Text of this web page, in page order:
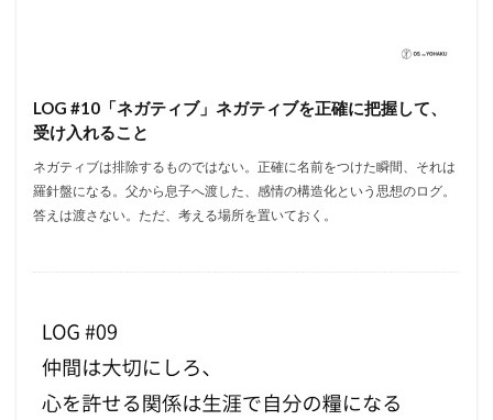
LOG #10「ネガティブ」ネガティブを正確に把握して、
受け入れること
ネガティブは排除するものではない。正確に名前をつけた瞬間、それは
羅針盤になる。父から息子へ渡した、感情の構造化という思想のログ。
答えは渡さない。ただ、考える場所を置いておく。